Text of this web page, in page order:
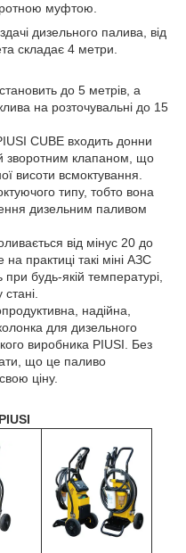
муфтою.
дизельного палива, від
складає 4 метри.
до 5 метрів, а
на розточувальні до 15
CUBE входить донни
зворотним клапаном, що
висоти всмоктування.
типу, тобто вона
дизельним паливом
від мінус 20 до
практиці такі міні АЗС
будь-якій температурі,
надійна,
для дизельного
виробника PIUSI. Без
що це паливо
ціну.